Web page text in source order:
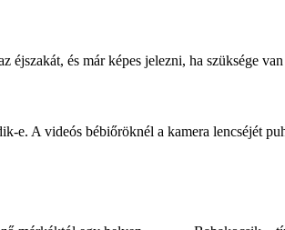
éjszakát, és már képes jelezni, ha szüksége
e. A videós bébiőröknél a kamera lencséjét